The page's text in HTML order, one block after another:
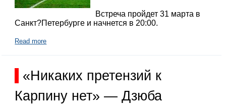
Встреча пройдет 31 марта в
Санкт?Петербурге и начнется в 20:00.
Read more
«Никаких претензий к
Карпину нет» — Дзюба